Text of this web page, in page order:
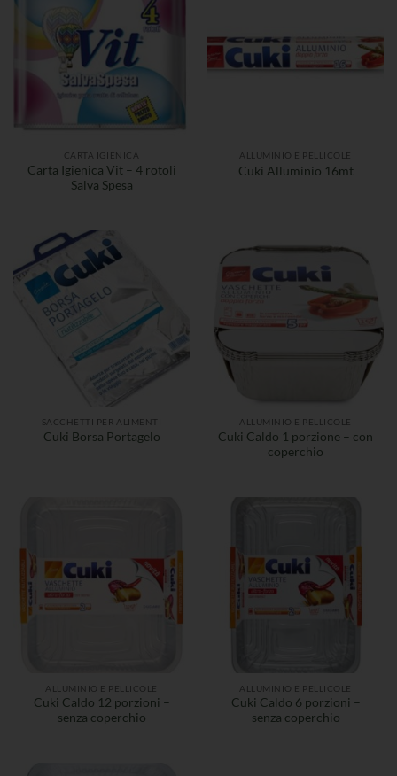
CARTA IGIENICA
Carta Igienica Vit – 4 rotoli
Salva Spesa
ALLUMINIO E PELLICOLE
Cuki Alluminio 16mt
SACCHETTI PER ALIMENTI
Cuki Borsa Portagelo
ALLUMINIO E PELLICOLE
Cuki Caldo 1 porzione – con
coperchio
ALLUMINIO E PELLICOLE
Cuki Caldo 12 porzioni –
senza coperchio
ALLUMINIO E PELLICOLE
Cuki Caldo 6 porzioni –
senza coperchio